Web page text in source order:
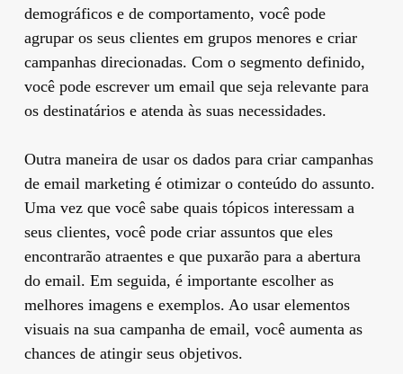
demográficos e de comportamento, você pode
agrupar os seus clientes em grupos menores e criar
campanhas direcionadas. Com o segmento definido,
você pode escrever um email que seja relevante para
os destinatários e atenda às suas necessidades.
Outra maneira de usar os dados para criar campanhas
de email marketing é otimizar o conteúdo do assunto.
Uma vez que você sabe quais tópicos interessam a
seus clientes, você pode criar assuntos que eles
encontrarão atraentes e que puxarão para a abertura
do email. Em seguida, é importante escolher as
melhores imagens e exemplos. Ao usar elementos
visuais na sua campanha de email, você aumenta as
chances de atingir seus objetivos.